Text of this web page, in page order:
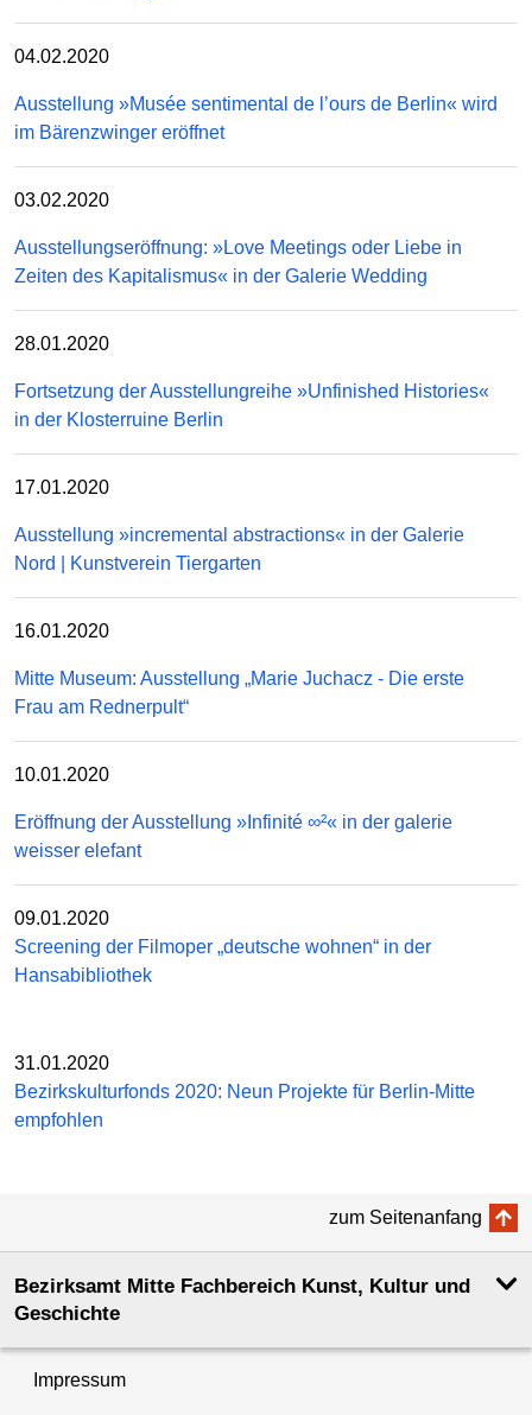
04.02.2020
Ausstellung »Musée sentimental de l’ours de Berlin« wird
im Bärenzwinger eröffnet
03.02.2020
Ausstellungseröffnung: »Love Meetings oder Liebe in
Zeiten des Kapitalismus« in der Galerie Wedding
28.01.2020
Fortsetzung der Ausstellungreihe »Unfinished Histories«
in der Klosterruine Berlin
17.01.2020
Ausstellung »incremental abstractions« in der Galerie
Nord | Kunstverein Tiergarten
16.01.2020
Mitte Museum: Ausstellung „Marie Juchacz - Die erste
Frau am Rednerpult“
10.01.2020
Eröffnung der Ausstellung »Infinité ∞²« in der galerie
weisser elefant
09.01.2020
Screening der Filmoper „deutsche wohnen“ in der
Hansabibliothek
31.01.2020
Bezirkskulturfonds 2020: Neun Projekte für Berlin-Mitte
empfohlen
zum Seitenanfang
Bezirksamt Mitte Fachbereich Kunst, Kultur und
Geschichte
Impressum